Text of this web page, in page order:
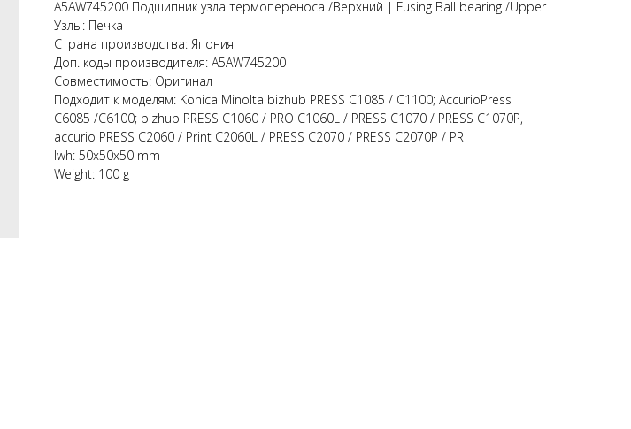
A5AW745200 Подшипник узла термопереноса /Верхний | Fusing Ball bearing /Upper
Узлы: Печка
Страна производства: Япония
Доп. коды производителя: A5AW745200
Совместимость: Оригинал
Подходит к моделям: Konica Minolta bizhub PRESS C1085 / C1100; AccurioPress
C6085 /C6100; bizhub PRESS C1060 / PRO C1060L / PRESS C1070 / PRESS C1070P,
accurio PRESS C2060 / Print C2060L / PRESS C2070 / PRESS C2070P / PR
lwh: 50x50x50 mm
Weight: 100 g